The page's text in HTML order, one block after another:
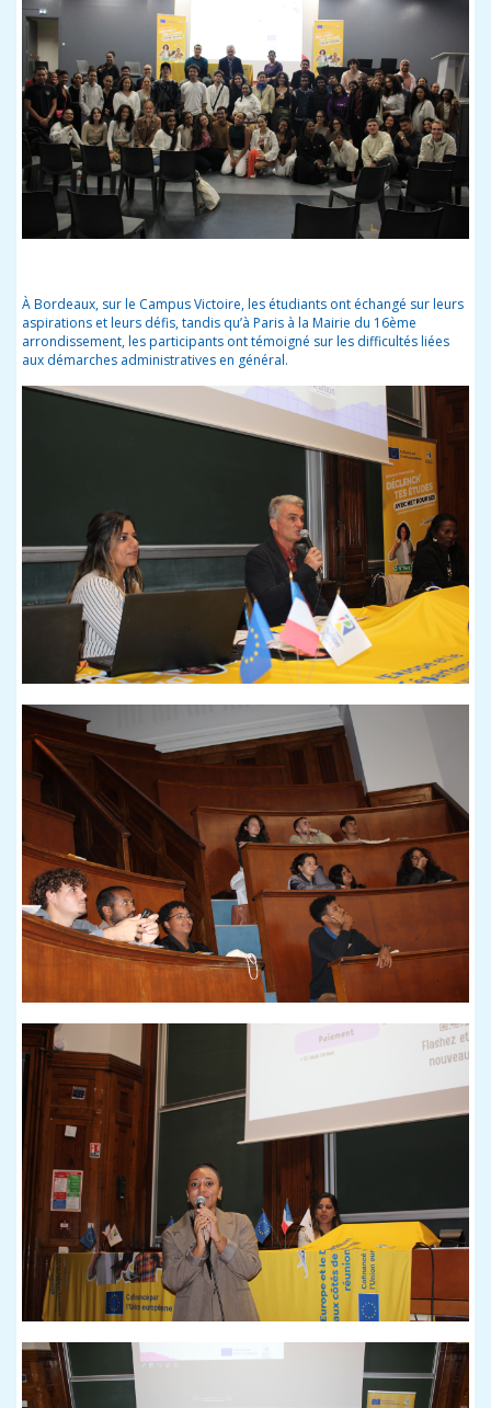
À Bordeaux, sur le Campus Victoire, les étudiants ont échangé sur leurs
aspirations et leurs défis, tandis qu’à Paris à la Mairie du 16ème
arrondissement, les participants ont témoigné sur les difficultés liées
aux démarches administratives en général.